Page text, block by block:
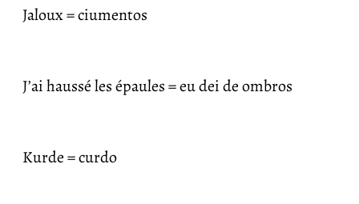
Jaloux = ciumentos
J’ai haussé les épaules = eu dei de ombros
Kurde = curdo